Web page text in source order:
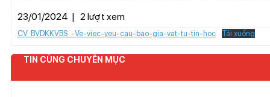
23/01/2024 | 2 lượt xem
CV_BVDKKVBS_-Ve-viec-yeu-cau-bao-gia-vat-tu-tin-hoc Tải xuống
TIN CÙNG CHUYÊN MỤC